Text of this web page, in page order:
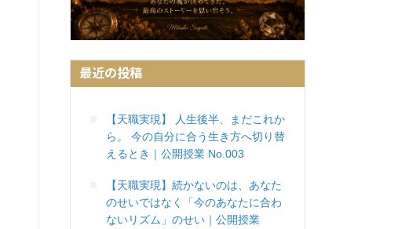
最近の投稿
【天職実現】 人生後半、まだこれか
ら。 今の自分に合う生き方へ切り替
えるとき｜公開授業 No.003
【天職実現】続かないのは、あなた
のせいではなく「今のあなたに合わ
ないリズム」のせい｜公開授業